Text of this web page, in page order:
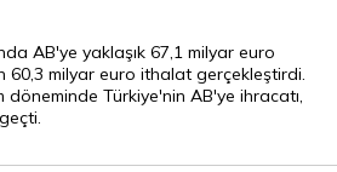
AB'ye yaklaşık 67,1 milyar euro
60,3 milyar euro ithalat gerçekleştirdi.
Türkiye'nin AB'ye ihracatı,